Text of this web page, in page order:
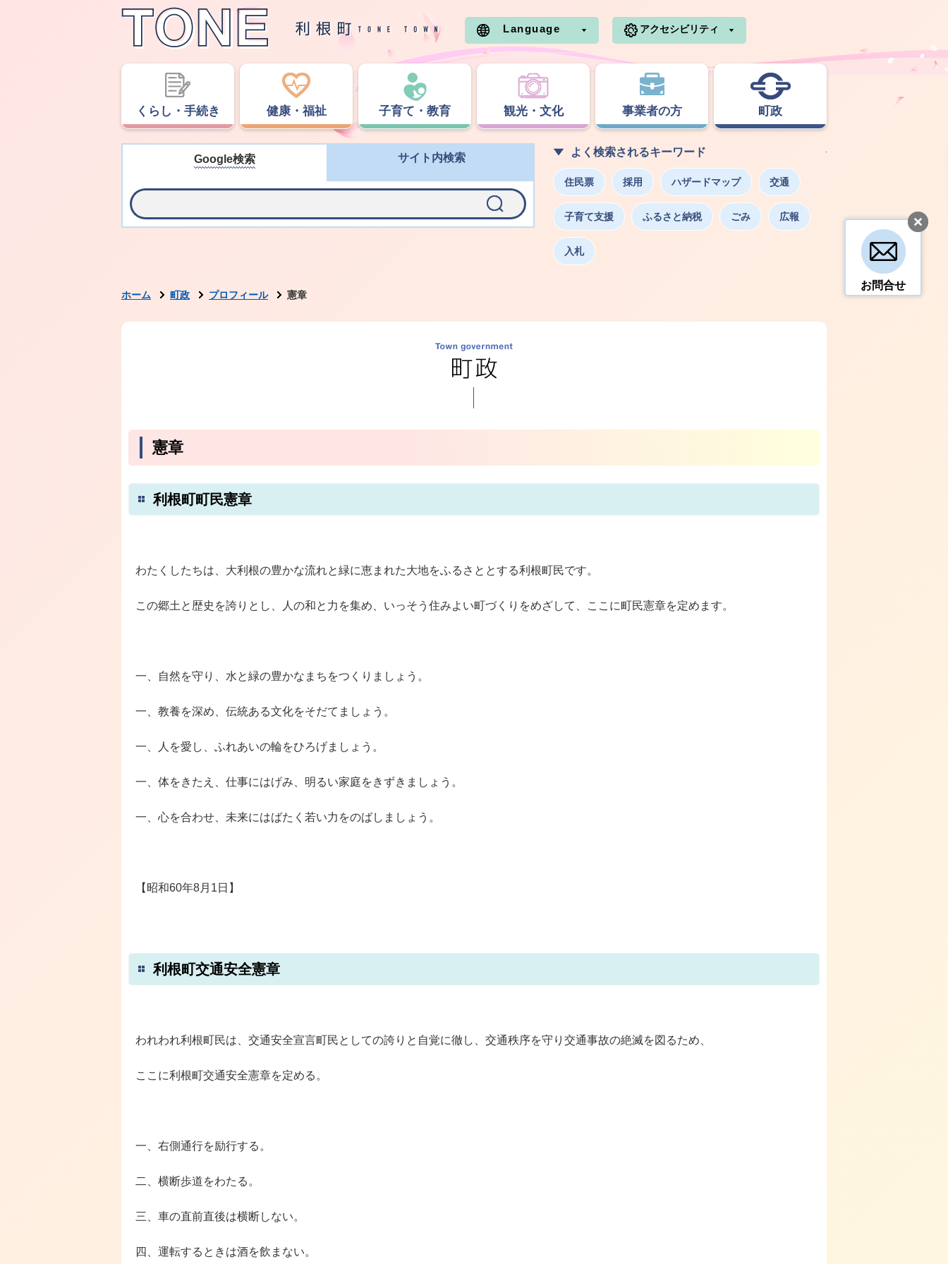
Language
アクセシビリティ
くらし・手続き 健康・福祉 子育て・教育 観光・文化 事業者の方 町政
Google検索 サイト内検索 よく検索されるキーワード
住民票 採用 ハザードマップ 交通
子育て支援 ふるさと納税 ごみ 広報
入札
お問合せ
ホーム 町政 プロフィール 憲章
憲章
利根町町民憲章
わたくしたちは、大利根の豊かな流れと緑に恵まれた大地をふるさととする利根町民です。
この郷土と歴史を誇りとし、人の和と力を集め、いっそう住みよい町づくりをめざして、ここに町民憲章を定めます。
一、自然を守り、水と緑の豊かなまちをつくりましょう。
一、教養を深め、伝統ある文化をそだてましょう。
一、人を愛し、ふれあいの輪をひろげましょう。
一、体をきたえ、仕事にはげみ、明るい家庭をきずきましょう。
一、心を合わせ、未来にはばたく若い力をのばしましょう。
【昭和60年8月1日】
利根町交通安全憲章
われわれ利根町民は、交通安全宣言町民としての誇りと自覚に徹し、交通秩序を守り交通事故の絶滅を図るため、
ここに利根町交通安全憲章を定める。
一、右側通行を励行する。
二、横断歩道をわたる。
三、車の直前直後は横断しない。
四、運転するときは酒を飲まない。